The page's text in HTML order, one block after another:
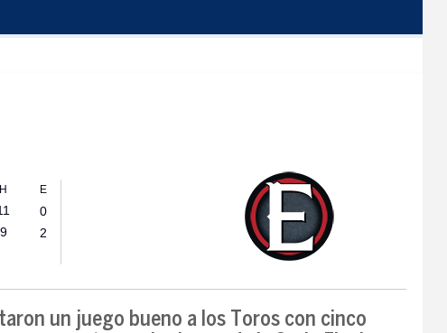
H E
0
9 2
un juego bueno a los Toros con cinco